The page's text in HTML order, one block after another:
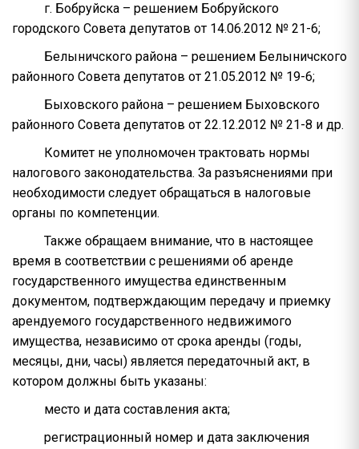
г. Бобруйска – решением Бобруйского
городского Совета депутатов от 14.06.2012 № 21-6;
Белыничского района – решением Белыничского
районного Совета депутатов от 21.05.2012 № 19-6;
Быховского района – решением Быховского
районного Совета депутатов от 22.12.2012 № 21-8 и др.
Комитет не уполномочен трактовать нормы
налогового законодательства. За разъяснениями при
необходимости следует обращаться в налоговые
органы по компетенции.
Также обращаем внимание, что в настоящее
время в соответствии с решениями об аренде
государственного имущества единственным
документом, подтверждающим передачу и приемку
арендуемого государственного недвижимого
имущества, независимо от срока аренды (годы,
месяцы, дни, часы) является передаточный акт, в
котором должны быть указаны:
место и дата составления акта;
регистрационный номер и дата заключения